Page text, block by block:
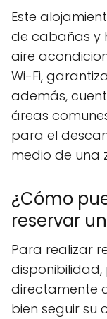
Este
de cabañas y
aire
Wi-Fi,
además,
áreas
para el
medio de una
¿Cómo
reservar
Para realizar
directamente
bien seguir su